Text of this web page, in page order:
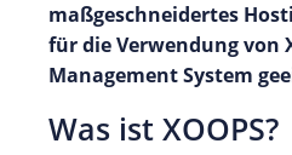
maßgeschneidertes
für die Verwendung von
Management System
Was ist XOOPS?